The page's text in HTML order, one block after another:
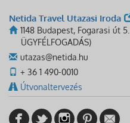
Netida Travel Utazasi Iroda
1148 Budapest, Fogarasi út
ÜGYFÉLFOGADÁS)
utazas@netida.hu
+ 36 1 490-0010
Útvonaltervezés